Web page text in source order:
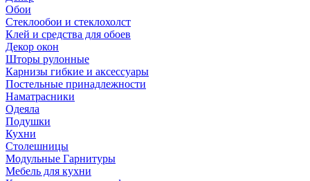
Обои
Стеклообои и стеклохолст
Клей и средства для обоев
Декор окон
Шторы рулонные
Карнизы гибкие и аксессуары
Постельные принадлежности
Наматрасники
Одеяла
Подушки
Кухни
Столешницы
Модульные Гарнитуры
Мебель для кухни